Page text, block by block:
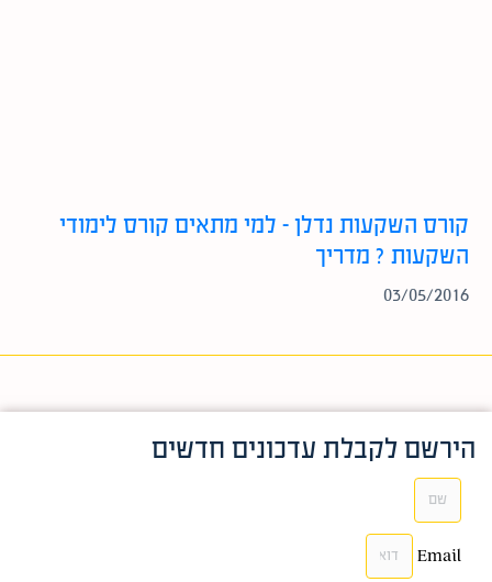
קורס השקעות נדלן – למי מתאים קורס לימודי
השקעות ? מדריך
03/05/2016
הירשם לקבלת עדכונים חדשים
Email